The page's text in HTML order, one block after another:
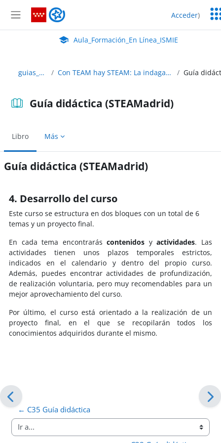
Panel lateral
Aula_Formación_En Línea_ISMIE Acceder)
Aula Virtual de EducaMadrid:
Aula_Formación_En Línea_ISMIE
guias_didacticas Con TEAM hay STEAM: La indagación en el desarrollo de proyectos
Guía didáctica (STEAMadrid)
Libro Más
Guía didáctica (STEAMadrid)
4. Desarrollo del curso
Este curso se estructura en dos bloques con un total de 6
temas y un proyecto final.
En cada tema encontraráscontenidos yactividades. Las
actividades tienen unos plazos temporales estrictos,
indicados en el calendario y dentro del propio curso.
Además, puedes encontrar actividades de profundización,
de realización voluntaria, pero muy recomendables para un
mejor aprovechamiento del curso.
Por último, el curso está orientado a la realización de un
proyecto final, en el que se recopilarán todos los
conocimientos adquiridos durante el mismo.
← C35 Guía didáctica
Ir a...